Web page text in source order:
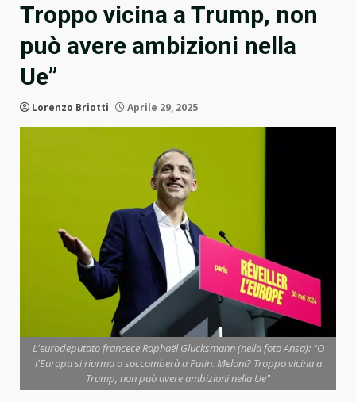
Troppo vicina a Trump, non
può avere ambizioni nella
Ue”
Lorenzo Briotti Aprile 29, 2025
L'eurodeputato francece Raphaël Glucksmann (nella foto Ansa): "O
l'Europa si riarma o soccomberà a Putin. Meloni? Troppo vicina a
Trump, non può avere ambizioni nella Ue"